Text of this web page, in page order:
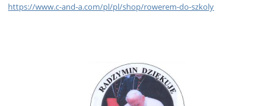
https://www.c-and-a.com/pl/pl/shop/rowerem-do-szkoly